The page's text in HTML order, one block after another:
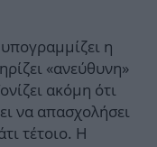
υπογραμμίζει η
«ανεύθυνη»
ακόμη ότι
να απασχολήσει
τέτοιο. Η